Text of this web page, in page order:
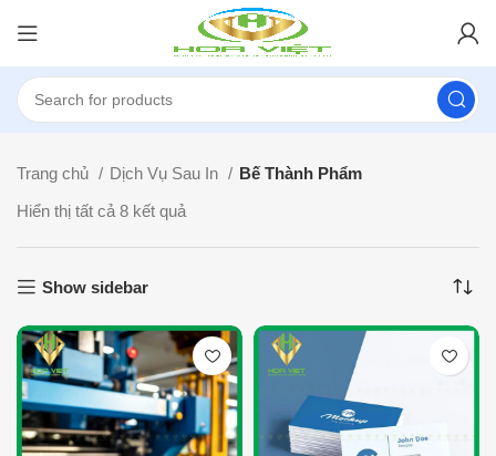
Trang chủ Dịch Vụ Sau In
Bế Thành Phẩm
Hiển thị tất cả 8 kết quả
Show sidebar